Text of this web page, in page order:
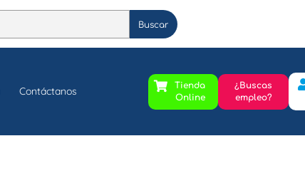
Buscar
Contáctanos
Tienda
Online
¿Buscas
empleo?